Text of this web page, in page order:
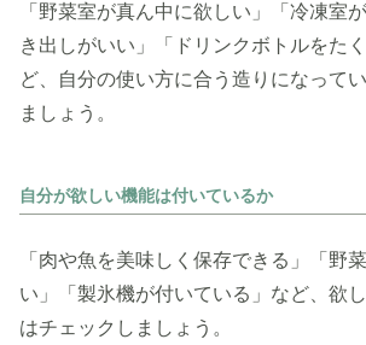
「野菜室が真ん中に欲しい」「冷凍室
き出しがいい」「ドリンクボトルをた
ど、自分の使い方に合う造りになって
ましょう。
自分が欲しい機能は付いているか
「肉や魚を美味しく保存できる」「野
い」「製氷機が付いている」など、欲
はチェックしましょう。